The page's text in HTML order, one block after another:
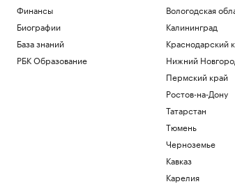
Финансы
Биографии
База знаний
РБК Образование
Вологодская
Калининград
Краснодарский
Нижний
Пермский край
Ростов-на-Дону
Татарстан
Тюмень
Черноземье
Кавказ
Карелия